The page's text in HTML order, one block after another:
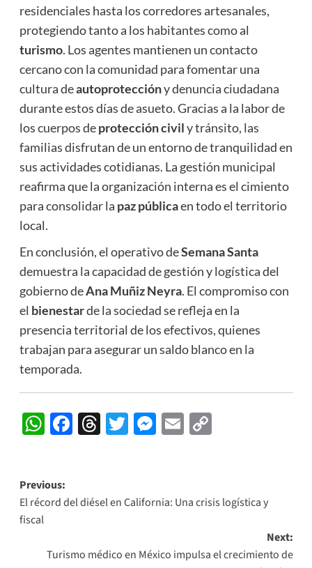
residenciales hasta los corredores artesanales,
protegiendo tanto a los habitantes como al
turismo. Los agentes mantienen un contacto
cercano con la comunidad para fomentar una
cultura deautoproteccióny denuncia ciudadana
durante estos días de asueto. Gracias a la labor de
los cuerpos deprotección civily tránsito, las
familias disfrutan de un entorno de tranquilidad en
sus actividades cotidianas. La gestión municipal
reafirma que la organización interna es el cimiento
para consolidar la paz públicaen todo el territorio
local.
En conclusión, el operativo deSemana Santa
demuestra la capacidad de gestión y logística del
gobierno deAna Muñiz Neyra. El compromiso con
el bienestarde la sociedad se refleja en la
presencia territorial de los efectivos, quienes
trabajan para asegurar un saldo blanco en la
temporada.
WhatsApp
Facebook
Threads
Twitter
Messenger
EmailCopy
Post
navigation
Previous:
El récord del diésel en California: Una crisis logística y
fiscal
Next:
Turismo médico en México impulsa el crecimiento de